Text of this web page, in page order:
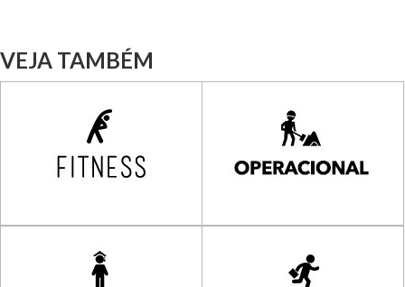
VEJA TAMBÉM